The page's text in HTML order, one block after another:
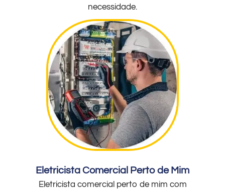
necessidade.
Eletricista Comercial Perto de Mim
Eletricista comercial perto de mim com